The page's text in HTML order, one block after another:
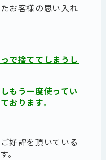
お客様の思い入れ
で捨ててしまうし
もう一度使ってい
おります。
好評を頂いている
。